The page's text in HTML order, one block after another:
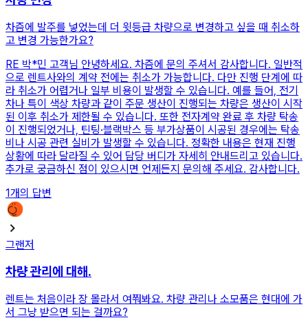
차즘에 발주를 넣었는데 더 윗등급 차량으로 변경하고 싶을 때 취소하
고 변경 가능한가요?
RE 박*민 고객님 안녕하세요. 차즘에 문의 주셔서 감사합니다. 일반적
으로 렌트사와의 계약 전에는 취소가 가능합니다. 다만 진행 단계에 따
라 취소가 어렵거나 일부 비용이 발생할 수 있습니다. 예를 들어, 전기
차나 특이 색상 차량과 같이 주문 생산이 진행되는 차량은 생산이 시작
된 이후 취소가 제한될 수 있습니다. 또한 전자계약 완료 후 차량 탁송
이 진행되었거나, 틴팅·블랙박스 등 부가상품이 시공된 경우에는 탁송
비나 시공 관련 실비가 발생할 수 있습니다. 정확한 내용은 현재 진행
상황에 따라 달라질 수 있어 담당 버디가 자세히 안내드리고 있습니다.
추가로 궁금하신 점이 있으시면 언제든지 문의해 주세요. 감사합니다.
1개의 답변
그랜저
차량 관리에 대해.
렌트는 처음이라 장 몰라서 여쭤봐요. 차량 관리나 소모품은 현대에 가
서 그냥 받으면 되는 걸까요?